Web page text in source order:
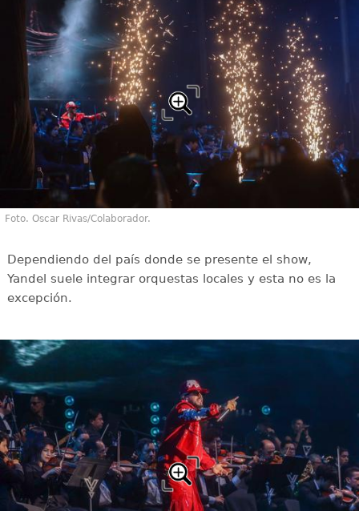
Foto. Oscar Rivas/Colaborador.
Dependiendo del país donde se presente el show,
Yandel suele integrar orquestas locales y esta no es la
excepción.